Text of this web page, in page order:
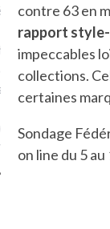
bateau…
incite à un autre
curiosité.
sur
la-femme-
contre 63 en
rapport
impeccables
collections.
certaines
Sondage
on line du 5